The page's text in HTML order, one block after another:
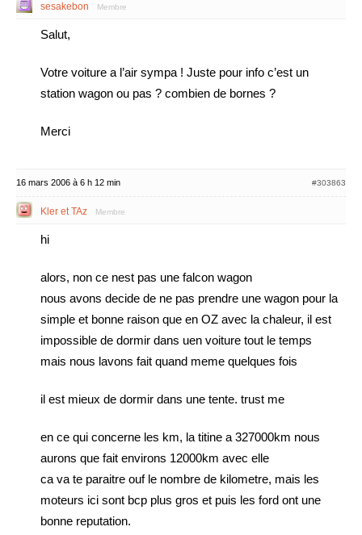
sesakebon Membre
Salut,
Votre voiture a l’air sympa ! Juste pour info c’est un
station wagon ou pas ? combien de bornes ?
Merci
16 mars 2006 à 6 h 12 min #303863
Kler et TAz Membre
hi
alors, non ce nest pas une falcon wagon
nous avons decide de ne pas prendre une wagon pour la
simple et bonne raison que en OZ avec la chaleur, il est
impossible de dormir dans uen voiture tout le temps
mais nous lavons fait quand meme quelques fois
il est mieux de dormir dans une tente. trust me
en ce qui concerne les km, la titine a 327000km nous
aurons que fait environs 12000km avec elle
ca va te paraitre ouf le nombre de kilometre, mais les
moteurs ici sont bcp plus gros et puis les ford ont une
bonne reputation.